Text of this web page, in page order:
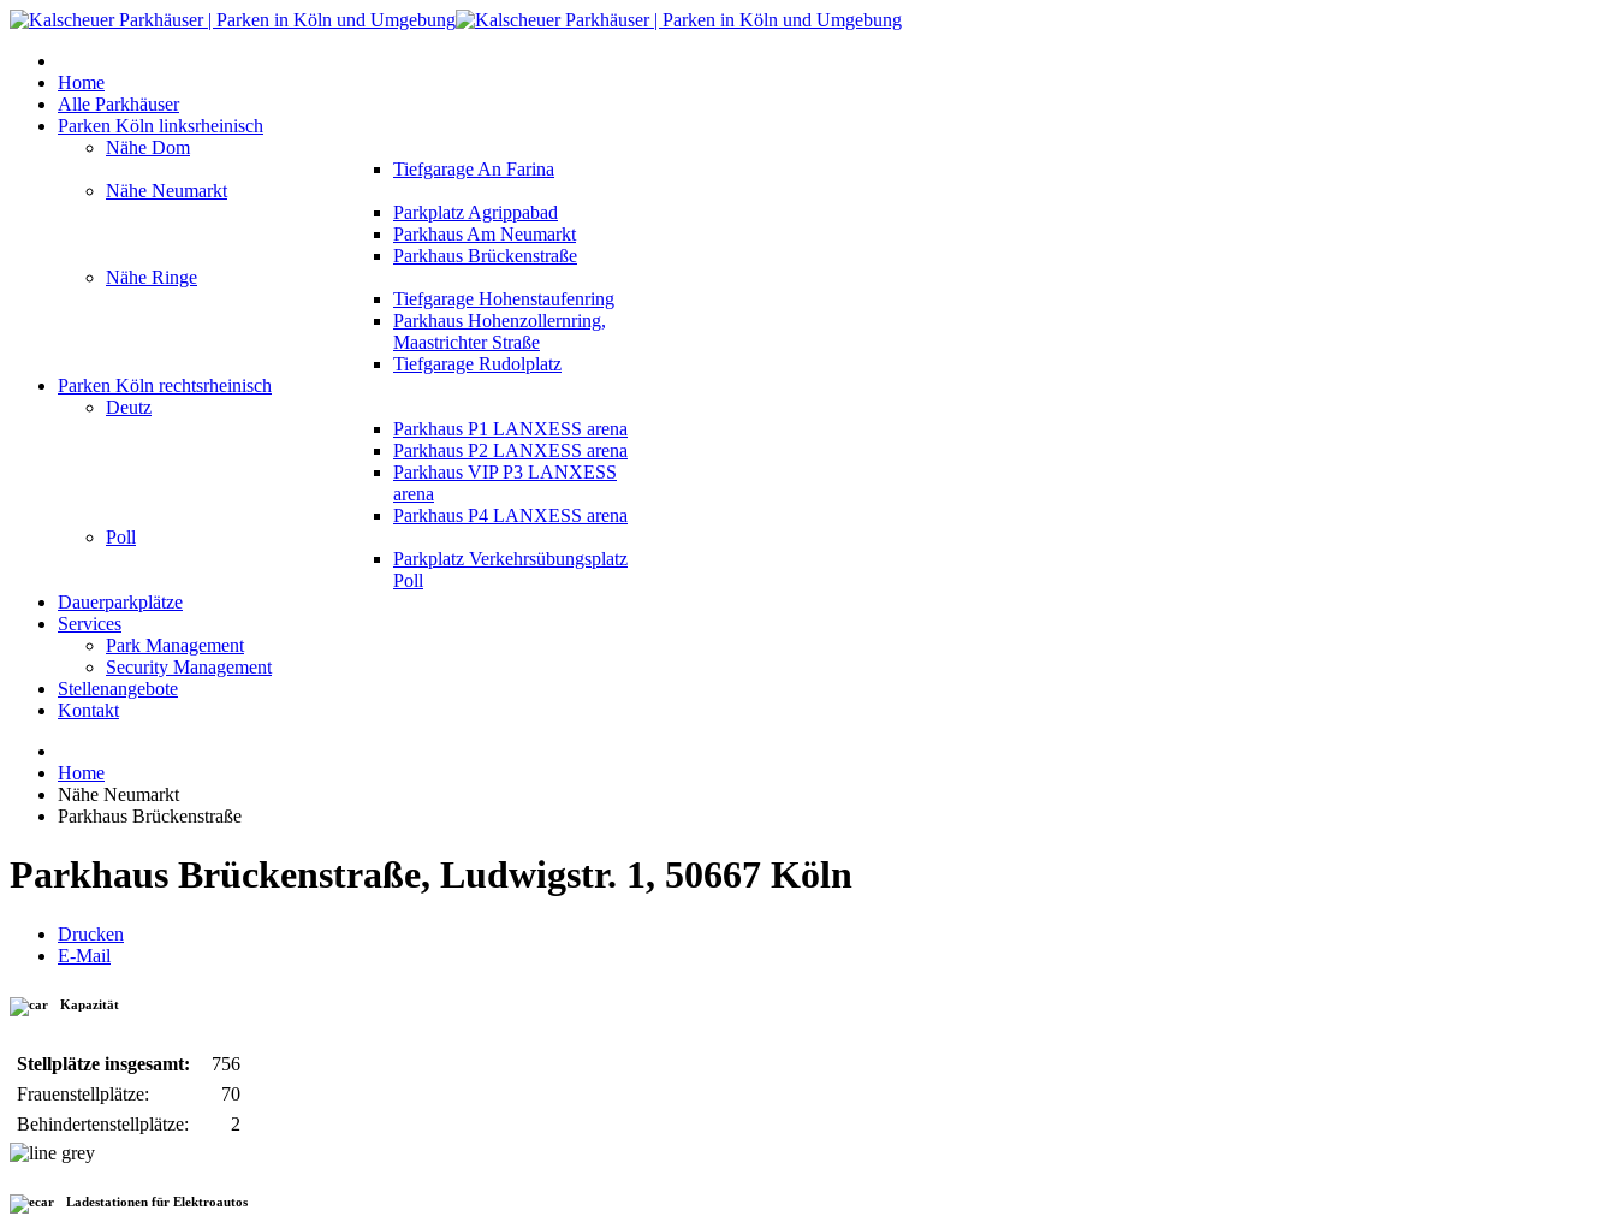
Home
Alle Parkhäuser
Parken Köln linksrheinisch
Nähe Dom
Tiefgarage An Farina
Nähe Neumarkt
Parkplatz Agrippabad
Parkhaus Am Neumarkt
Parkhaus Brückenstraße
Nähe Ringe
Tiefgarage Hohenstaufenring
Parkhaus Hohenzollernring,
Maastrichter Straße
Tiefgarage Rudolplatz
Parken Köln rechtsrheinisch
Deutz
Parkhaus P1 LANXESS arena
Parkhaus P2 LANXESS arena
Parkhaus VIP P3 LANXESS
arena
Parkhaus P4 LANXESS arena
Poll
Parkplatz Verkehrsübungsplatz
Poll
Dauerparkplätze
Services
Park Management
Security Management
Stellenangebote
Kontakt
Home
Nähe Neumarkt
Parkhaus Brückenstraße
Parkhaus Brückenstraße, Ludwigstr. 1, 50667 Köln
Drucken
E-Mail
Kapazität
Stellplätze insgesamt:
756
Frauenstellplätze:
70
Behindertenstellplätze:
2
Ladestationen für Elektroautos